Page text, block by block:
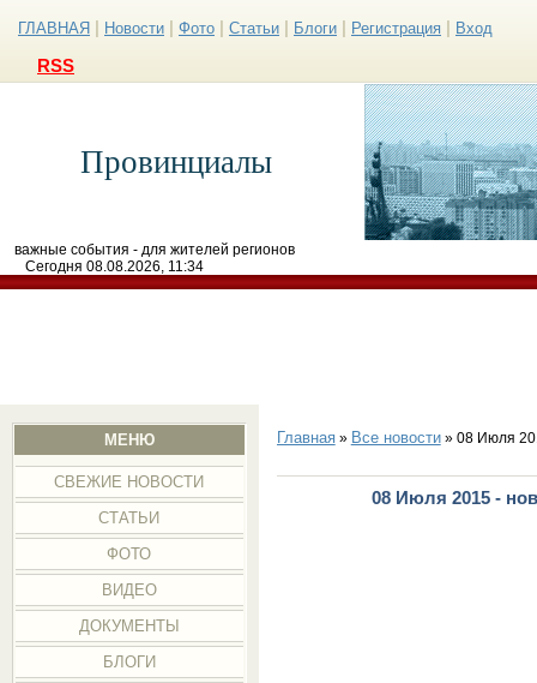
ГЛАВНАЯ Новости Фото Статьи Блоги Регистрация Вход
RSS
Провинциалы
важные события - для жителей регионов
Сегодня 08.08.2026, 11:34
МЕНЮ
СВЕЖИЕ НОВОСТИ
СТАТЬИ
ФОТО
ВИДЕО
ДОКУМЕНТЫ
БЛОГИ
Главная» Все новости» 08 Июля
08 Июля 2015 -